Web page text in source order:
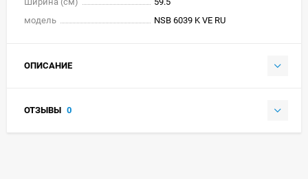
модель
NSB 6039 K VE RU
ОПИСАНИЕ
ОТЗЫВЫ 0